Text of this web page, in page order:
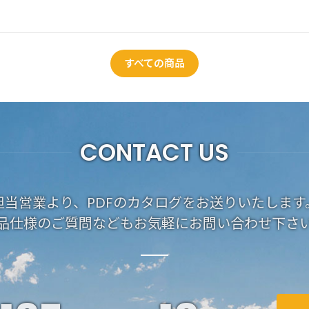
すべての商品
CONTACT US
当営業より、PDFのカタログをお送りいたします
仕様のご質問などもお気軽にお問い合わせ下さ